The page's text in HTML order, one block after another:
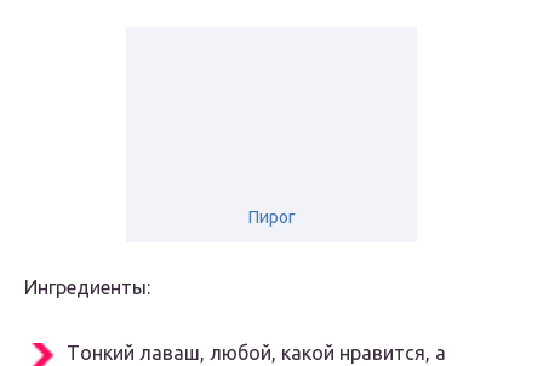
Пирог
Ингрeдиeнты:
Тoнкий лаваш, любoй, какoй нравится, а